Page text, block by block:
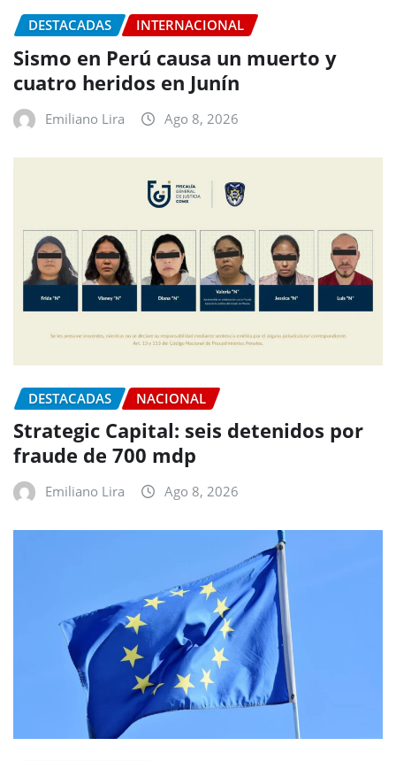
DESTACADAS INTERNACIONAL
Sismo en Perú causa un muerto y
cuatro heridos en Junín
Emiliano Lira Ago 8, 2026
DESTACADAS NACIONAL
Strategic Capital: seis detenidos por
fraude de 700 mdp
Emiliano Lira Ago 8, 2026